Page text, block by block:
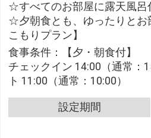
☆すべてのお部屋に露天風呂
☆夕朝食とも、ゆったりとお
こもりプラン】
食事条件：【夕・朝食付】
チェックイン 14:00（通常：
ト 11:00（通常：10:00）
設定期間